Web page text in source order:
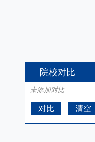
院校对比
未添加对比
对比 清空